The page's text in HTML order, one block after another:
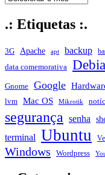
.: Etiquetas :.
3G Apache apt backup
data comemorativa
Gnome Google
lvm Mac OS Mikrotik
segurança senha
terminal Ubuntu
Windows Wordpress